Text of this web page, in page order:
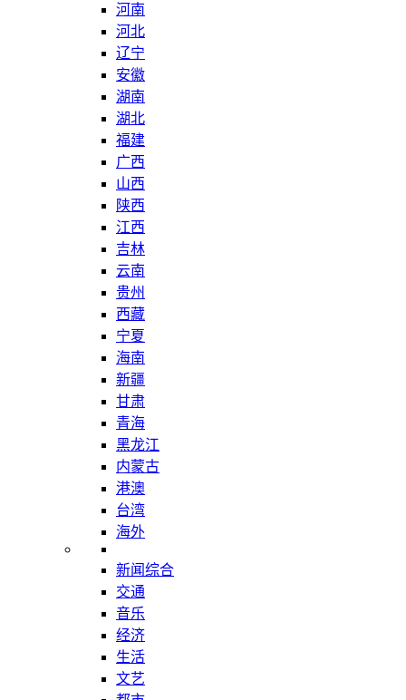
河南
河北
辽宁
安徽
湖南
湖北
福建
广西
山西
陕西
江西
吉林
云南
贵州
西藏
宁夏
海南
新疆
甘肃
青海
黑龙江
内蒙古
港澳
台湾
海外
新闻综合
交通
音乐
经济
生活
文艺